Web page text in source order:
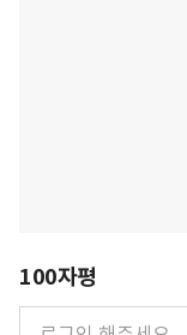
100자평